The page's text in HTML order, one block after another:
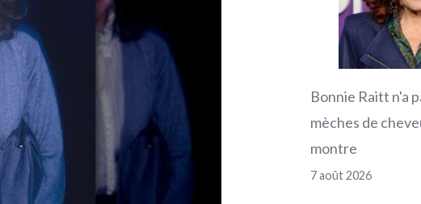
Bonnie Raitt n'a
mèches de
montre
7 août 2026